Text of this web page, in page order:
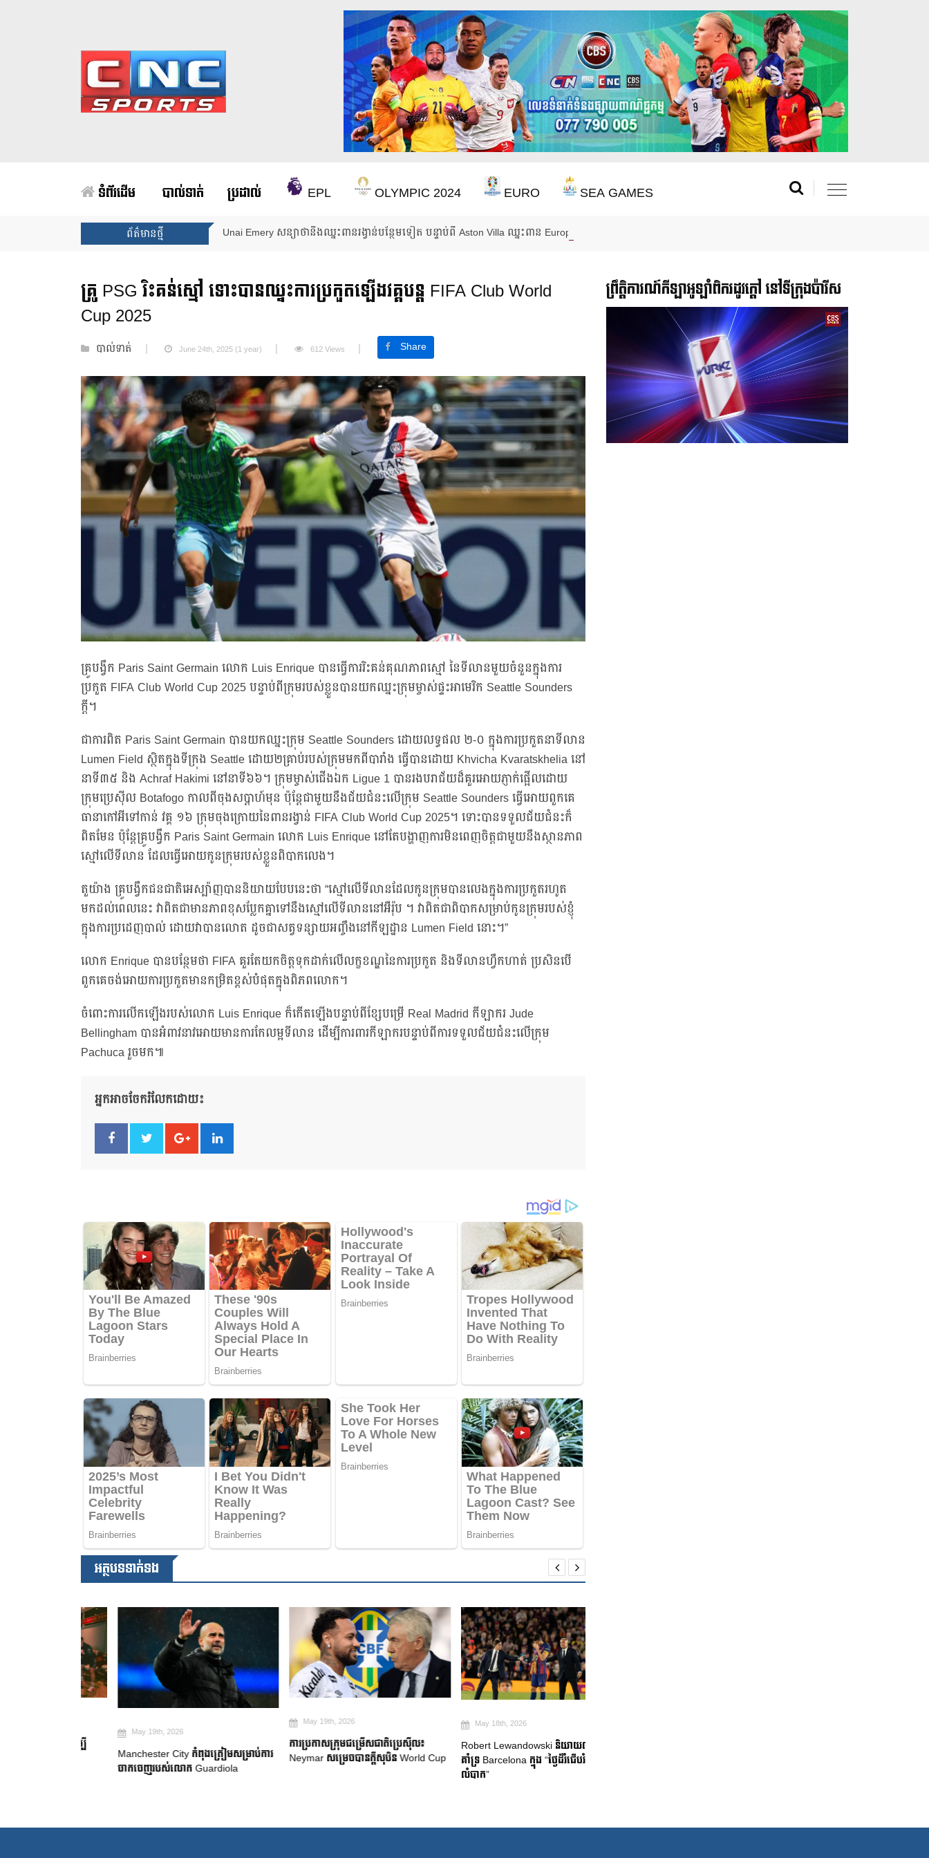
ទំព័រដើម បាល់ទាត់ ប្រដាល់ EPL OLYMPIC 2024 EURO SEA GAMES
ព័ត៌មានថ្មី Unai Emery សន្យាថានឹងឈ្នះពានរង្វាន់បន្ថែមទៀត បន្ទាប់ពី Aston Villa ឈ្នះពាន Europa League
គ្រូ PSG រិះគន់ស្មៅ ទោះបានឈ្នះការប្រកួតឡើងវគ្គបន្ត FIFA Club World
Cup 2025
បាល់ទាត់ June 24th, 2025 (1 year) 612 Views Share
គ្រូបង្វឹក Paris Saint Germain លោក Luis Enrique បានធ្វើការរិះគន់គុណភាពស្មៅ នៃទីលានមួយចំនួនក្នុងការ
ប្រកួត FIFA Club World Cup 2025 បន្ទាប់ពីក្រុមរបស់ខ្លួនបានយកឈ្នះក្រុមម្ចាស់ផ្ទះអាមេរិក Seattle Sounders
ក្តី។
ជាការពិត Paris Saint Germain បានយកឈ្នះក្រុម Seattle Sounders ដោយលទ្ធផល ២-០ ក្នុងការប្រកួតនាទីលាន
Lumen Field ស្ថិតក្នុងទីក្រុង Seattle ដោយ២គ្រាប់របស់ក្រុមមកពីបារាំង ធ្វើបានដោយ Khvicha Kvaratskhelia នៅ
នាទី៣៥ និង Achraf Hakimi នៅនាទី៦៦។ ក្រុមម្ចាស់ជើងឯក Ligue 1 បានរងបរាជ័យដ៏គួរអោយភ្ញាក់ផ្អើលដោយ
ក្រុមប្រេស៊ីល Botafogo កាលពីចុងសប្តាហ៍មុន ប៉ុន្តែជាមួយនឹងជ័យជំនះលើក្រុម Seattle Sounders ធ្វើអោយពួកគេ
ធានាកៅអីទៅកាន់ វគ្គ ១៦ ក្រុមចុងក្រោយនៃពានរង្វាន់ FIFA Club World Cup 2025។ ទោះបានទទួលជ័យជំនះក៏
ពិតមែន ប៉ុន្តែគ្រូបង្វឹក Paris Saint Germain លោក Luis Enrique នៅតែបង្ហាញការមិនពេញចិត្តជាមួយនឹងស្ថានភាព
ស្មៅលើទីលាន ដែលធ្វើអោយកូនក្រុមរបស់ខ្លួនពិបាកលេង។
តួយ៉ាង គ្រូបង្វឹកជនជាតិអេស្ប៉ាញបាននិយាយបែបនេះថា “ស្មៅលើទីលានដែលកូនក្រុមបានលេងក្នុងការប្រកួតរហូត
មកដល់ពេលនេះ វាពិតជាមានភាពខុសប្លែកគ្នាទៅនឹងស្មៅលើទីលាននៅអឺរ៉ុប ។ វាពិតជាពិបាកសម្រាប់កូនក្រុមរបស់ខ្ញុំ
ក្នុងការប្រដេញបាល់ ដោយវាបានលោត ដូចជាសត្វទន្សាយអញ្ចឹងនៅកីឡដ្ឋាន Lumen Field នោះ។”
លោក Enrique បានបន្ថែមថា FIFA គួរតែយកចិត្តទុកដាក់លើលក្ខខណ្ឌនៃការប្រកួត និងទីលានហ្វឹកហាត់ ប្រសិនបើ
ពួកគេចង់អោយការប្រកួតមានកម្រិតខ្ពស់បំផុតក្នុងពិភពលោក។
ចំពោះការលើកឡើងរបស់លោក Luis Enrique ក៏កើតឡើងបន្ទាប់ពីខ្សែបម្រើ Real Madrid កីឡាករ Jude
Bellingham បានអំពាវនាវអោយមានការកែលម្អទីលាន ដើម្បីការពារកីឡាករបន្ទាប់ពីការទទួលជ័យជំនះលើក្រុម
Pachuca រួចមក៕
អ្នកអាចចែករំលែកដោយ៖
អត្ថបទទាក់ទង
May 19th, 2026
Manchester City កំពុងត្រៀមសម្រាប់ការ
ចាកចេញរបស់លោក Guardiola
May 19th, 2026
ការប្រកាសក្រុមជម្រើសជាតិប្រេស៊ីល៖
Neymar សម្រេចបានក្តីសុបិន World Cup
May 18th, 2026
Robert Lewandowski និយាយលាអ្នក
គាំទ្រ Barcelona ក្នុង “ថ្ងៃដ៏រំជើបរំជួល និង
ព្រឹត្តិការណ៍កីឡាអូឡាំពិករដូវក្ដៅ នៅទីក្រុងប៉ារីស